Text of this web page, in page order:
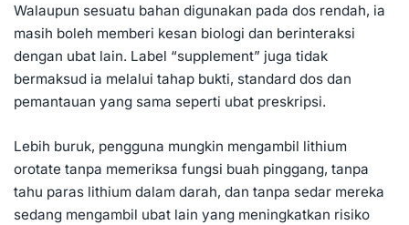
Walaupun sesuatu bahan digunakan pada dos rendah, ia
masih boleh memberi kesan biologi dan berinteraksi
dengan ubat lain. Label “supplement” juga tidak
bermaksud ia melalui tahap bukti, standard dos dan
pemantauan yang sama seperti ubat preskripsi.
Lebih buruk, pengguna mungkin mengambil lithium
orotate tanpa memeriksa fungsi buah pinggang, tanpa
tahu paras lithium dalam darah, dan tanpa sedar mereka
sedang mengambil ubat lain yang meningkatkan risiko